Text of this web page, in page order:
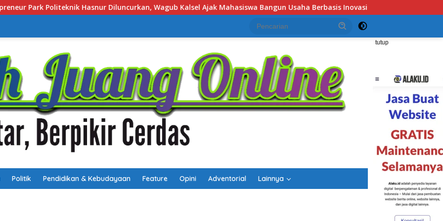
Kalsel Ajak Mahasiswa Bangun Usaha Berbasis Inovasi Job Fair Kalsel 2026 Dibuka, Sediakan Hampir 2.000
tutup
Politik Pendidikan & Kebudayaan Feature Opini Adventorial Lainnya